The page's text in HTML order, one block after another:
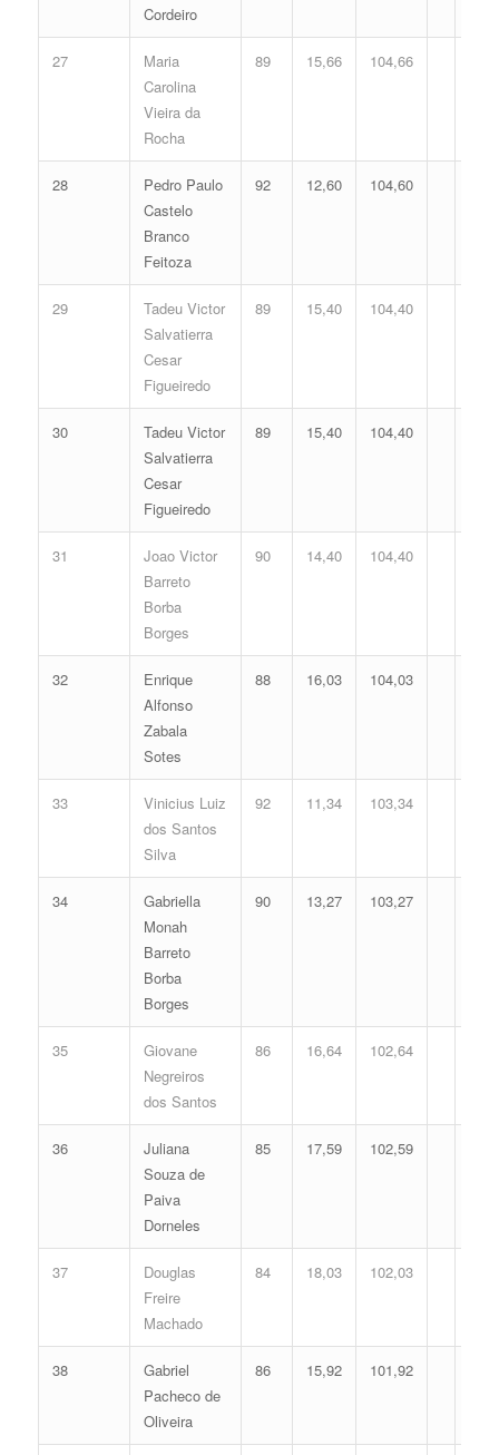
Cordeiro
27
Maria
Carolina
Vieira da
Rocha
89 15,66 104,66
28
Pedro Paulo
Castelo
Branco
Feitoza
92 12,60 104,60
29
Tadeu Victor
Salvatierra
Cesar
Figueiredo
89 15,40 104,40
30
Tadeu Victor
Salvatierra
Cesar
Figueiredo
89 15,40 104,40
31
Joao Victor
Barreto
Borba
Borges
90 14,40 104,40
32
Enrique
Alfonso
Zabala
Sotes
88 16,03 104,03
33
Vinicius Luiz
dos Santos
Silva
92 11,34 103,34
34
Gabriella
Monah
Barreto
Borba
Borges
90 13,27 103,27
35
Giovane
Negreiros
dos Santos
86 16,64 102,64
36
Juliana
Souza de
Paiva
Dorneles
85 17,59 102,59
37
Douglas
Freire
Machado
84 18,03 102,03
38
Gabriel
Pacheco de
Oliveira
86 15,92 101,92